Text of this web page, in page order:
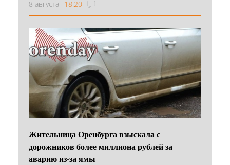
8 августа 18:20
Жительница Оренбурга взыскала с
дорожников более миллиона рублей за
аварию из-за ямы